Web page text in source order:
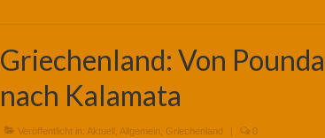
Griechenland: Von Pounda
nach Kalamata
Veröffentlicht in: Aktuell, Allgemein Griechenland | 0